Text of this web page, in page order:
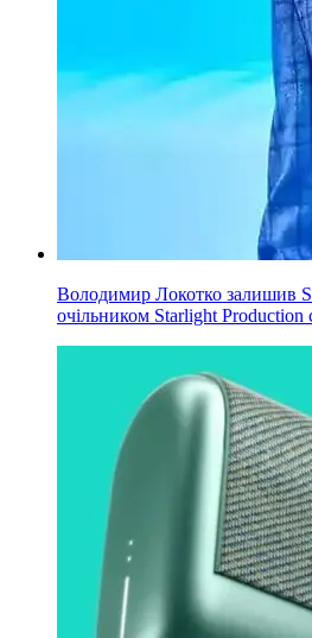
Володимир Локотко залишив
очільником Starlight Production